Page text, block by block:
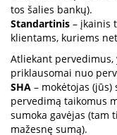
tos šalies bankų).
Standartinis – įkainis
klientams, kuriems
Atliekant
priklausomai nuo
SHA – mokėtojas (jūs)
pervedimą taikomus
sumoka gavėjas (tam
mažesnę sumą).